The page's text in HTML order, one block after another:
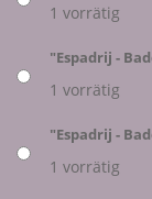
1 vorrätig
"Espadrij -
1 vorrätig
"Espadrij -
1 vorrätig